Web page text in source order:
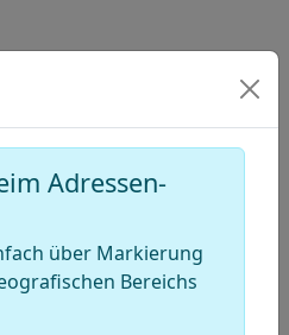
Adressen-
über Markierung
Bereichs